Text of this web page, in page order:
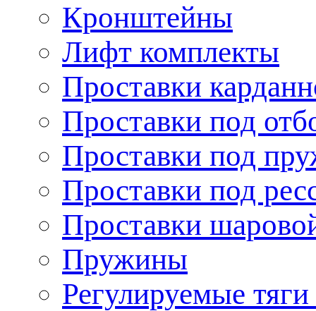
Кронштейны
Лифт комплекты
Проставки
Проставки под
Проставки под
Проставки под
Проставки
Пружины
Регулируемые